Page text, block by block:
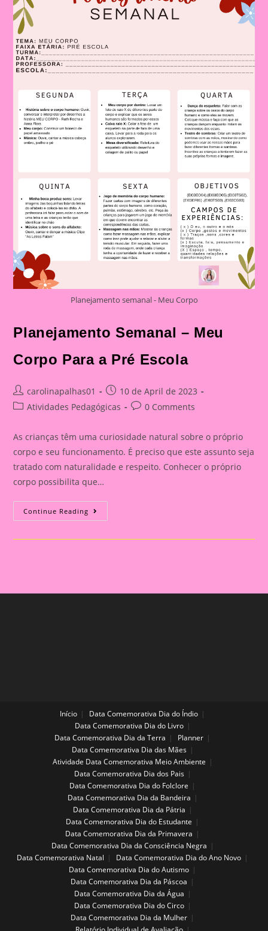
Planejamento semanal - Meu Corpo
Planejamento Semanal – Meu
Corpo Para a Pré Escola
Post
author:
carolinapalhas01
Post
published:
10 de April de 2023
PostAtividades Pedagógicas
Post0 Comments
As crianças têm uma curiosidade natural sobre o próprio
corpo e seu funcionamento. É preciso que este assunto seja
tratado com naturalidade e respeito. Conhecer o próprio
corpo possibilita que…
Continue Reading Planejamento
Semanal
Meu
Início
Data Comemorativa Dia do Índio
Data Comemorativa Dia do Livro
Data Comemorativa Dia da Terra
Planner
Data Comemorativa Dia das Mães
Atividade Data Comemorativa Meio Ambiente
Data Comemorativa Dia dos Pais
Data Comemorativa Dia do Folclore
Data Comemorativa Dia da Bandeira
Data Comemorativa Dia da Pátria
Data Comemorativa Dia do Estudante
Data Comemorativa Dia da Primavera
Data Comemorativa Dia da Consciência Negra
Data Comemorativa Natal
Data Comemorativa Dia do Ano Novo
Data Comemorativa Dia do Autismo
Data Comemorativa Dia da Páscoa
Data Comemorativa Dia da Água
Data Comemorativa Dia do Circo
Data Comemorativa Dia da Mulher